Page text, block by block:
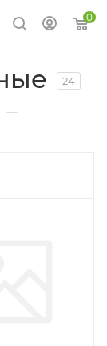
0
24
—